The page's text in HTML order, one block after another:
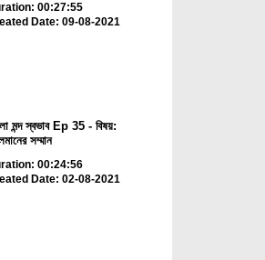
00:27:55
Date: 09-08-2021
মন্দ স্বভাব Ep 35 - বিষয়:
সম্মান
00:24:56
Date: 02-08-2021